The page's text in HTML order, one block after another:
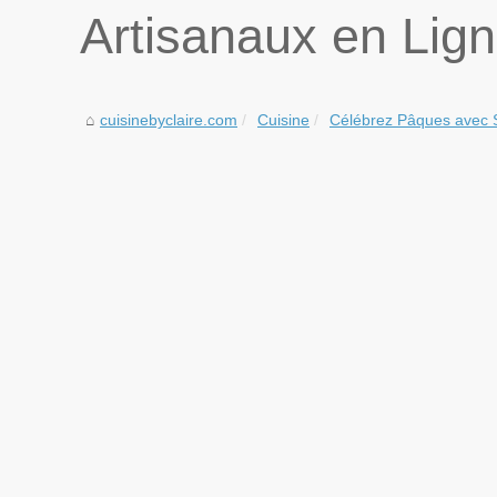
Artisanaux en
cuisinebyclaire.com Cuisine Célébrez Pâques avec